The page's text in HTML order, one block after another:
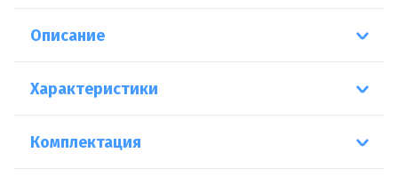
Описание
Характеристики
Комплектация